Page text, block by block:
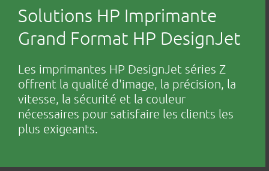
Solutions HP Imprimante
Grand Format HP DesignJet
Les imprimantes HP DesignJet séries Z
offrent la qualité d'image, la précision, la
vitesse, la sécurité et la couleur
nécessaires pour satisfaire les clients les
plus exigeants.